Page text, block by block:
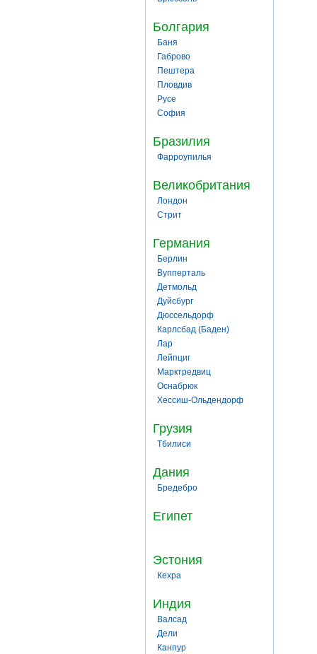
Болгария
Баня
Габрово
Пештера
Пловдив
Русе
София
Бразилия
Фарроупилья
Великобритания
Лондон
Стрит
Германия
Берлин
Вупперталь
Детмольд
Дуйсбург
Дюссельдорф
Карлсбад (Баден)
Лар
Лейпциг
Марктредвиц
Оснабрюк
Хессиш-Ольдендорф
Грузия
Тбилиси
Дания
Бредебро
Египет
Эстония
Кехра
Индия
Валсад
Дели
Канпур